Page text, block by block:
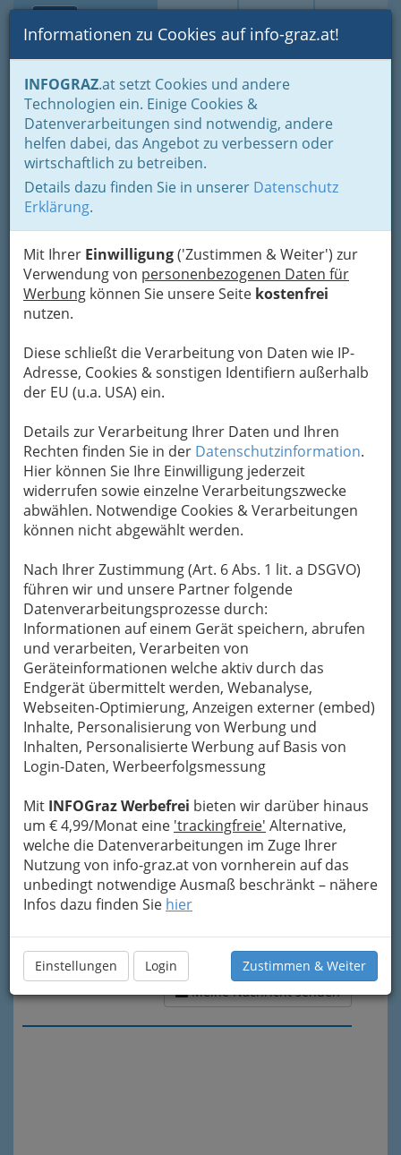
Suche Login Toggle
Informationen zu Cookies auf info-graz.at!
INFOGRAZ.at setzt Cookies und andere
Technologien ein. Einige Cookies &
Datenverarbeitungen sind notwendig, andere
helfen dabei, das Angebot zu verbessern oder
wirtschaftlich zu betreiben.
Details dazu finden Sie in unserer Datenschutz
Erklärung.
Mit Ihrer Einwilligung('Zustimmen & Weiter') zur
Verwendung von personenbezogenen Daten für
Werbung können Sie unsere Seite kostenfrei
nutzen.
Diese schließt die Verarbeitung von Daten wie IP-
Adresse, Cookies & sonstigen Identifiern außerhalb
der EU (u.a. USA) ein.
Details zur Verarbeitung Ihrer Daten und Ihren
Rechten finden Sie in der Datenschutzinformation.
Hier können Sie Ihre Einwilligung jederzeit
widerrufen sowie einzelne Verarbeitungszwecke
abwählen. Notwendige Cookies & Verarbeitungen
können nicht abgewählt werden.
Nach Ihrer Zustimmung (Art. 6 Abs. 1 lit. a DSGVO)
führen wir und unsere Partner folgende
Datenverarbeitungsprozesse durch:
Informationen auf einem Gerät speichern, abrufen
und verarbeiten, Verarbeiten von
Geräteinformationen welche aktiv durch das
Endgerät übermittelt werden, Webanalyse,
Webseiten-Optimierung, Anzeigen externer (embed)
Inhalte, Personalisierung von Werbung und
Inhalten, Personalisierte Werbung auf Basis von
Login-Daten, Werbeerfolgsmessung
Mit INFOGraz Werbefrei bieten wir darüber hinaus
um € 4,99/Monat eine 'trackingfreie' Alternative,
welche die Datenverarbeitungen im Zuge Ihrer
Nutzung von info-graz.at von vornherein auf das
unbedingt notwendige Ausmaß beschränkt – nähere
Infos dazu finden Sie hier
Einstellungen Login Zustimmen & Weiter
Home Branchen Auto - KFZ KFZ Werkstatt
Autohaus Koncar GmbH
St.-Peter-Hauptstraße 20, 8042 Graz
+43 316 902 289
+43 316 463 022
Karte
Kontaktaufnahme
Um die Info-Graz Firmenvor Spam-Mails zu
bewahren, verwenden wir an dieser Stelle zur
Übermittlung Ihrer Nachricht ein sicheres
Formular. Ihre Nachricht wird nach dem
Absenden umgehend per Mail an das
Unternehmen Autohaus Koncar GmbH
Mein Name
Meine Email Adresse
Mein Betreff
Meine Nachricht
Meine Nachricht senden